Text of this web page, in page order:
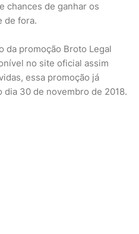
chances de ganhar os
de fora.
da promoção Broto Legal
no site oficial assim
essa promoção já
30 de novembro de 2018.